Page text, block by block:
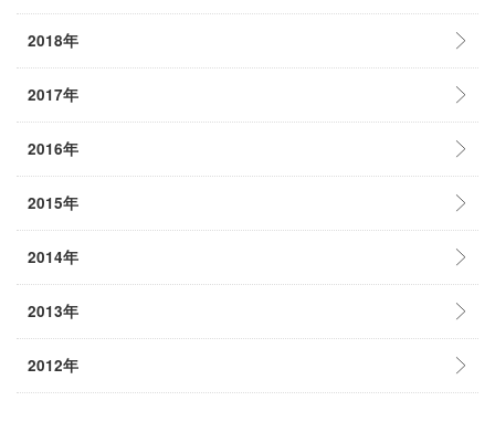
2018年
2017年
2016年
2015年
2014年
2013年
2012年